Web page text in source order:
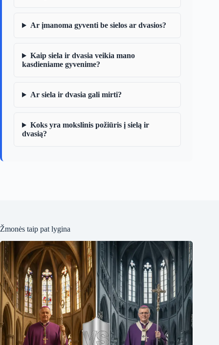
Ar įmanoma gyventi be sielos ar dvasios?
Kaip siela ir dvasia veikia mano
kasdieniame gyvenime?
Ar siela ir dvasia gali mirti?
Koks yra mokslinis požiūris į sielą ir
dvasią?
Žmonės taip pat lygina